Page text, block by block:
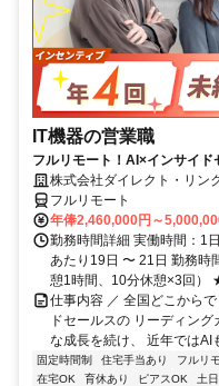
IT機器の営業職
フルリモート！AI×インサイ
株式会社ダイレクト・リン
フルリモート
年俸2,460,000円～
勤務時間詳細 実働時間：1
あたり19日 〜 21日 勤務時
憩1時間、10分休憩×3回）
仕事内容 ／ 全国どこから
ドセールスの リーディン
な成長を続け、 近年ではAI
固定時間制 住宅手当あり フルリ
在宅OK
育休あり ピアスOK 土